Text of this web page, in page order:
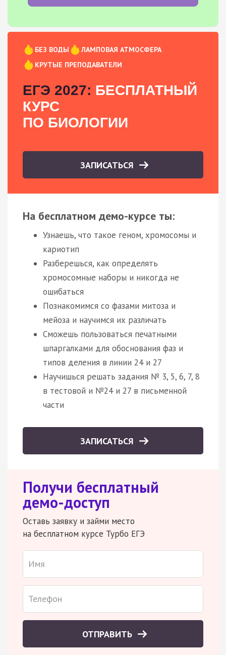
БЕЗ ВОДЫ
ЛАМПОВАЯ АТМОСФЕРА
КРУТЫЕ ПРЕПОДАВАТЕЛИ
ЕГЭ 2027: БЕСПЛАТНЫЙ
КУРС
ПО БИОЛОГИИ
ЗАПИСАТЬСЯ
На бесплатном демо-курсе ты:
Узнаешь, что такое геном, хромосомы и
кариотип
Разберешься, как определять
хромосомные наборы и никогда не
ошибаться
Познакомимся со фазами митоза и
мейоза и научимся их различать
Сможешь пользоваться печатными
шпаргалками для обоснования фаз и
типов деления в линии 24 и 27
Научишься решать задания № 3, 5, 6, 7, 8
в тестовой и №24 и 27 в письменной
части
ЗАПИСАТЬСЯ
Получи бесплатный
демо-доступ
Оставь заявку и займи место
на бесплатном курсе Турбо ЕГЭ
ОТПРАВИТЬ